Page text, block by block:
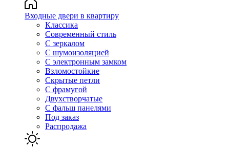
Входные двери в квартиру
Классика
Современный стиль
С зеркалом
С шумоизоляцией
С электронным замком
Взломостойкие
Скрытые петли
С фрамугой
Двухстворчатые
С фальш панелями
Под заказ
Распродажа